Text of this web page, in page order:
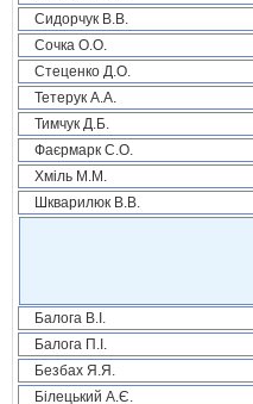
Сидорчук В.В.
Сочка О.О.
Стеценко Д.О.
Тетерук А.А.
Тимчук Д.Б.
Фаєрмарк С.О.
Хміль М.М.
Шкварилюк В.В.
Балога В.І.
Балога П.І.
Безбах Я.Я.
Білецький А.Є.